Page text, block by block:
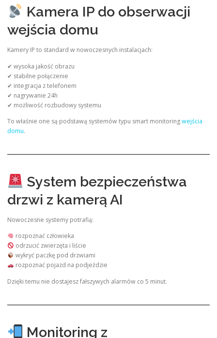
Kamera IP do obserwacji
wejścia domu
Kamery IP to standard w nowoczesnych instalacjach:
✔ wysoka jakość obrazu
✔ stabilne połączenie
✔ integracja z telefonem
✔ nagrywanie 24h
✔ możliwość rozbudowy systemu
To właśnie one są podstawą systemów typu smart monitoringwejścia
domu.
System bezpieczeństwa
drzwi z kamerą AI
Nowoczesne systemy potrafią:
rozpoznać człowieka
odrzucić zwierzęta i liście
wykryć paczkę pod drzwiami
rozpoznać pojazd na podjeździe
Dzięki temu nie dostajesz fałszywych alarmów co 5 minut.
Monitoring z